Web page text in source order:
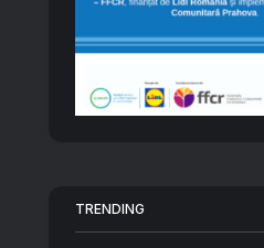
TRENDING